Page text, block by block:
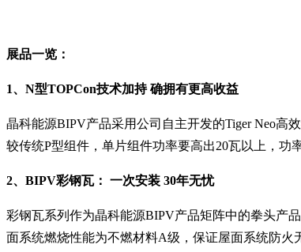
展品一览：
1、N型TOPCon技术加持 确拥有更高收益
晶科能源BIPV产品采用公司自主开发的Tiger Neo高
较传统P型组件，单片组件功率要高出20瓦以上，功
2、BIPV彩钢瓦： 一次安装 30年无忧
彩钢瓦系列作为晶科能源BIPV产品矩阵中的拳头产
面系统燃烧性能为不燃材料A级，保证屋面系统防